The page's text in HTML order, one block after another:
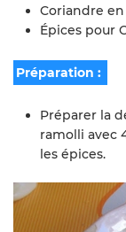
Coriandre
Épices pour
Préparation :
Préparer la
ramolli avec
les épices.